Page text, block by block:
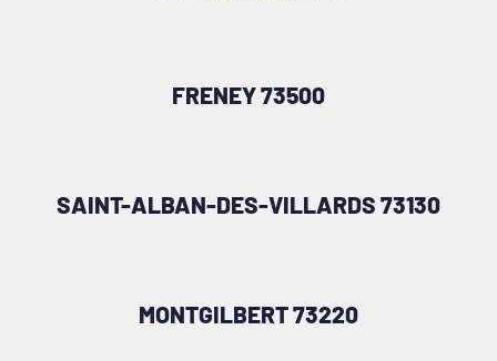
FRENEY 73500
SAINT-ALBAN-DES-VILLARDS 73130
MONTGILBERT 73220